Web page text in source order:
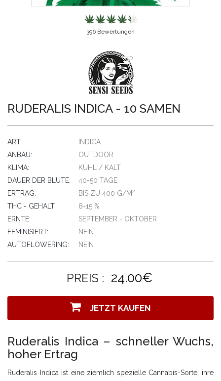
396 Bewertungen
RUDERALIS INDICA - 10 SAMEN
ART:
INDICA
ANBAU:
OUTDOOR
KLIMA:
KÜHL / KALT
DAUER DER BLÜTE:
40-50 TAGE
ERTRAG:
BIS ZU 400 G/M2
THC - GEHALT:
8-15 %
ERNTE:
SEPTEMBER - OKTOBER
FEMINISIERT:
NEIN
AUTOFLOWERING:
NEIN
PREIS : 24.00€
JETZT KAUFEN
Ruderalis Indica – schneller Wuchs,
hoher Ertrag
Ruderalis Indica ist eine ziemlich spezielle Cannabis-Sorte, ihre